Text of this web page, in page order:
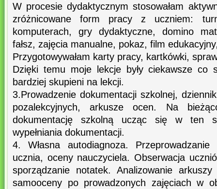
W procesie dydaktycznym stosowałam
zróżnicowane form pracy z uczniem:
komputerach, gry dydaktyczne, domino
fałsz, zajęcia manualne, pokaz, film
Przygotowywałam karty pracy, kartkówki,
Dzięki temu moje lekcje były ciekawsze co
bardziej skupieni na lekcji.
3.Prowadzenie dokumentacji szkolnej,
pozalekcyjnych, arkusze ocen. Na
dokumentację szkolną ucząc się w ten
wypełniania dokumentacji.
4. Własna autodiagnoza.
ucznia, oceny nauczyciela. Obserwacja
sporządzanie notatek. Analizowanie arkuszy
samooceny po prowadzonych zajęciach w